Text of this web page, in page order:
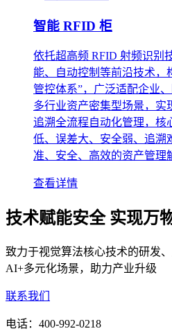
智能 RFID 柜
依托超高频 RFID 射频识别
能、自动控制等前沿技术，
管控体系”，广泛适配企业
多行业资产密集型场景，实
追溯全流程自动化管理，核
低、误差大、安全弱、追溯
准、安全、高效的资产管理
查看详情
技术赋能安全 实现万
致力于视觉算法核心技术的研发
AI+多元化场景，助力产业升级
联系我们
电话： 400-992-0218